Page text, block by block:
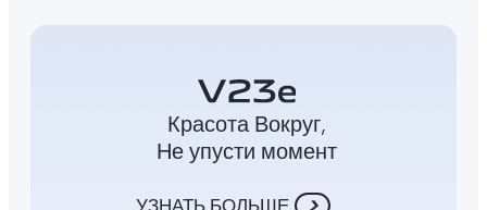
Красота Вокруг,
Не упусти момент